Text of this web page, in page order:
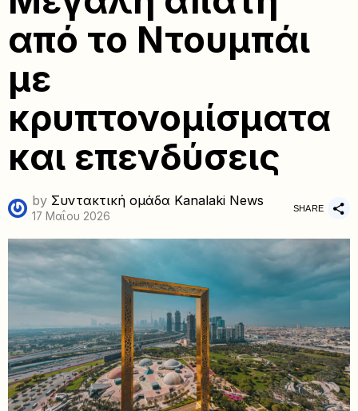
από το Ντουμπάι
με
κρυπτονομίσματα
και επενδύσεις
by Συντακτική ομάδα Kanalaki News
17 Μαΐου 2026
SHARE